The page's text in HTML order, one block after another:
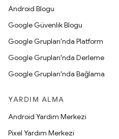
Android Blogu
Google Güvenlik Blogu
Google Grupları'nda Platform
Google Grupları'nda Derleme
Google Grupları'nda Bağlama
YARDIM ALMA
Android Yardım Merkezi
Pixel Yardım Merkezi